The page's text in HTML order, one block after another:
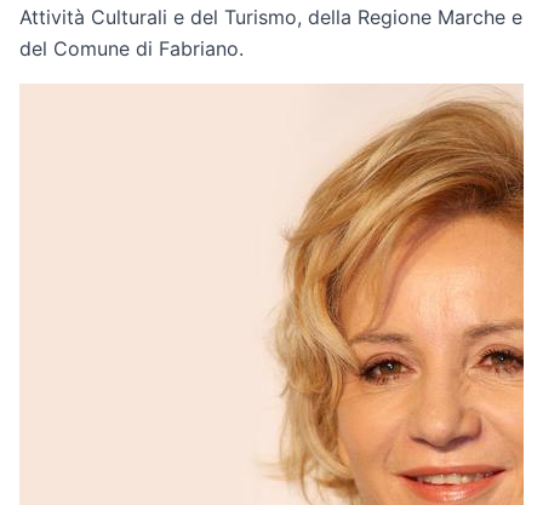
Attività Culturali e del Turismo, della Regione Marche e
del Comune di Fabriano.